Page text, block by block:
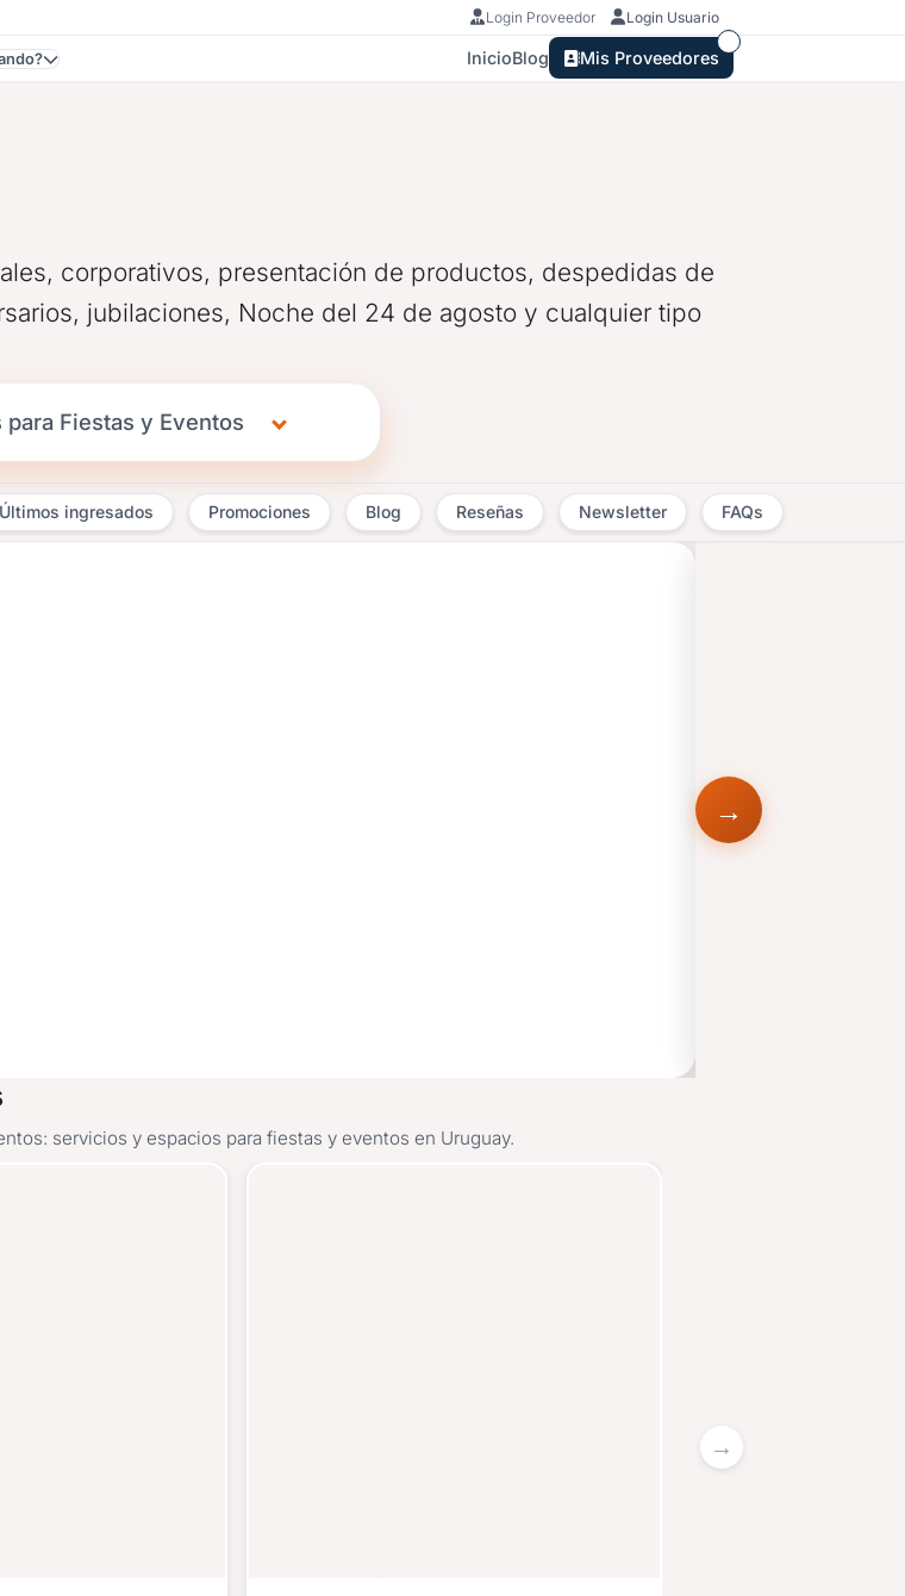
Login Proveedor Login Usuario
InicioBlog Mis Proveedores
corporativos, presentación de productos, despedidas de
jubilaciones, Noche del 24 de agosto y cualquier tipo
Fiestas y Eventos
Últimos ingresados Promociones Blog Reseñas Newsletter FAQs
servicios y espacios para fiestas y eventos en Uruguay.